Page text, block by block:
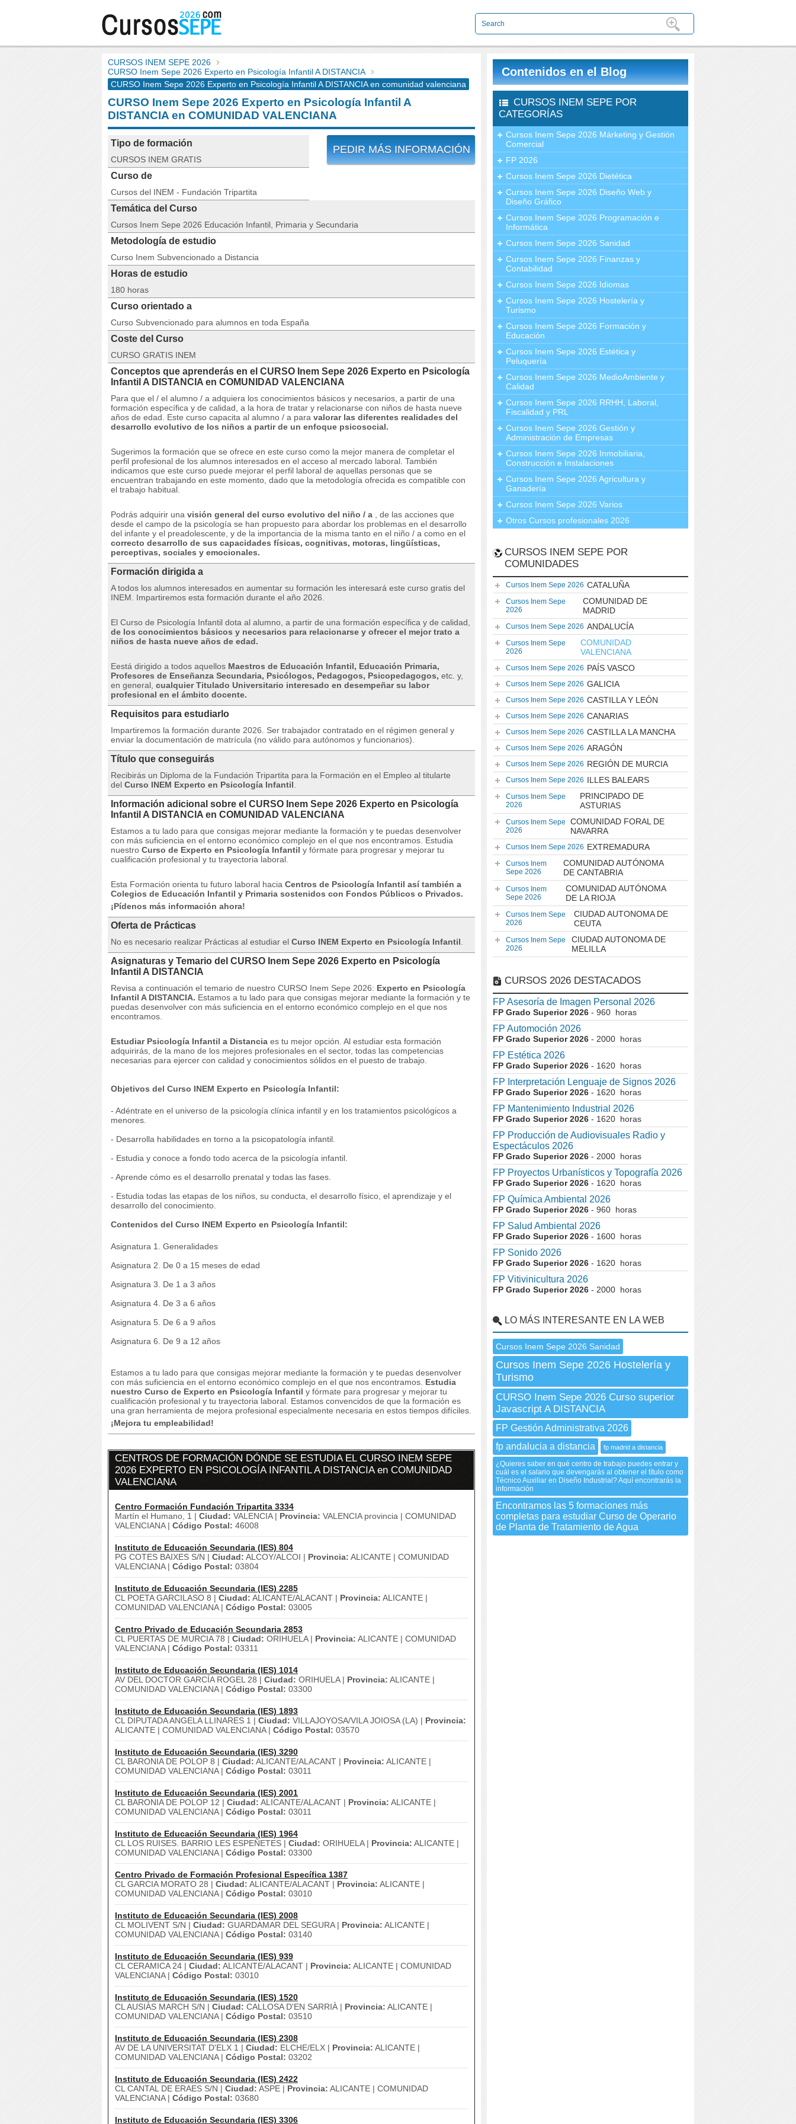
CURSOS INEM SEPE 2026
CURSO Inem Sepe 2026 Experto en Psicología Infantil A DISTANCIA
CURSO Inem Sepe 2026 Experto en Psicología Infantil A DISTANCIA en comunidad valenciana
CURSO Inem Sepe 2026 Experto en Psicología Infantil A
DISTANCIA en COMUNIDAD VALENCIANA
PEDIR MÁS INFORMACIÓN
Tipo de formación
CURSOS INEM GRATIS
Curso de
Cursos del INEM - Fundación Tripartita
Temática del Curso
Cursos Inem Sepe 2026 Educación Infantil, Primaria y Secundaria
Metodología de estudio
Curso Inem Subvencionado a Distancia
Horas de estudio
180 horas
Curso orientado a
Curso Subvencionado para alumnos en toda España
Coste del Curso
CURSO GRATIS INEM
Conceptos que aprenderás en el CURSO Inem Sepe 2026 Experto en Psicología
Infantil A DISTANCIA en COMUNIDAD VALENCIANA
Para que el / el alumno / a adquiera los conocimientos básicos y necesarios, a partir de una
formación específica y de calidad, a la hora de tratar y relacionarse con niños de hasta nueve
años de edad. Este curso capacita al alumno / a para valorar las diferentes realidades del
desarrollo evolutivo de los niños a partir de un enfoque psicosocial.
Sugerimos la formación que se ofrece en este curso como la mejor manera de completar el
perfil profesional de los alumnos interesados ​​en el acceso al mercado laboral. También
indicamos que este curso puede mejorar el perfil laboral de aquellas personas que se
encuentran trabajando en este momento, dado que la metodología ofrecida es compatible con
el trabajo habitual.
Podrás adquirir una visión general del curso evolutivo del niño / a , de las acciones que
desde el campo de la psicología se han propuesto para abordar los problemas en el desarrollo
del infante y el preadolescente, y de la importancia de la misma tanto en el niño / a como en el
correcto desarrollo de sus capacidades físicas, cognitivas, motoras, lingüísticas,
perceptivas, sociales y emocionales.
Formación dirigida a
A todos los alumnos interesados ​​en aumentar su formación les interesará este curso gratis del
INEM. Impartiremos esta formación durante el año 2026.
El Curso de Psicología Infantil dota al alumno, a partir de una formación específica y de calidad,
de los conocimientos básicos y necesarios para relacionarse y ofrecer el mejor trato a
niños de hasta nueve años de edad.
Eestá dirigido a todos aquellos Maestros de Educación Infantil, Educación Primaria,
Profesores de Enseñanza Secundaria, Psicólogos, Pedagogos, Psicopedagogos, etc. y,
en general, cualquier Titulado Universitario interesado en desempeñar su labor
profesional en el ámbito docente.
Requisitos para estudiarlo
Impartiremos la formación durante 2026. Ser trabajador contratado en el régimen general y
enviar la documentación de matrícula (no válido para autónomos y funcionarios).
Título que conseguirás
Recibirás un Diploma de la Fundación Tripartita para la Formación en el Empleo al titularte
del Curso INEM Experto en Psicología Infantil
Información adicional sobre el CURSO Inem Sepe 2026 Experto en Psicología
Infantil A DISTANCIA en COMUNIDAD VALENCIANA
Estamos a tu lado para que consigas mejorar mediante la formación y te puedas desenvolver
con más suficiencia en el entorno económico complejo en el que nos encontramos. Estudia
nuestro Curso de Experto en Psicología Infantil y fórmate para progresar y mejorar tu
cualificación profesional y tu trayectoria laboral.
Esta Formación orienta tu futuro laboral hacia Centros de Psicología Infantil así también a
Colegios de Educación Infantil y Primaria sostenidos con Fondos Públicos o Privados.
¡Pídenos más información ahora!
Oferta de Prácticas
No es necesario realizar Prácticas al estudiar el Curso INEM Experto en Psicología Infantil
Asignaturas y Temario del CURSO Inem Sepe 2026 Experto en Psicología
Infantil A DISTANCIA
Revisa a continuación el temario de nuestro CURSO Inem Sepe 2026: Experto en Psicología
Infantil A DISTANCIA. Estamos a tu lado para que consigas mejorar mediante la formación y te
puedas desenvolver con más suficiencia en el entorno económico complejo en el que nos
encontramos.
Estudiar Psicología Infantil a Distancia es tu mejor opción. Al estudiar esta formación
adquirirás, de la mano de los mejores profesionales en el sector, todas las competencias
necesarias para ejercer con calidad y conocimientos sólidos en el puesto de trabajo.
Objetivos del Curso INEM Experto en Psicología Infantil:
- Adéntrate en el universo de la psicología clínica infantil y en los tratamientos psicológicos a
menores.
- Desarrolla habilidades en torno a la psicopatología infantil.
- Estudia y conoce a fondo todo acerca de la psicología infantil.
- Aprende cómo es el desarrollo prenatal y todas las fases.
- Estudia todas las etapas de los niños, su conducta, el desarrollo físico, el aprendizaje y el
desarrollo del conocimiento.
Contenidos del Curso INEM Experto en Psicología Infantil:
Asignatura 1. Generalidades
Asignatura 2. De 0 a 15 meses de edad
Asignatura 3. De 1 a 3 años
Asignatura 4. De 3 a 6 años
Asignatura 5. De 6 a 9 años
Asignatura 6. De 9 a 12 años
Estamos a tu lado para que consigas mejorar mediante la formación y te puedas desenvolver
con más suficiencia en el entorno económico complejo en el que nos encontramos. Estudia
nuestro Curso de Experto en Psicología Infantil y fórmate para progresar y mejorar tu
cualificación profesional y tu trayectoria laboral. Estamos convencidos de que la formación es
una gran herramienta de mejora profesional especialmente necesaria en estos tiempos difíciles.
¡Mejora tu empleabilidad!
CENTROS DE FORMACIÓN DÓNDE SE ESTUDIA EL CURSO INEM SEPE
2026 EXPERTO EN PSICOLOGÍA INFANTIL A DISTANCIA en COMUNIDAD
VALENCIANA
Centro Formación Fundación Tripartita 3334
Martín el Humano, 1 | Ciudad: VALENCIA | Provincia: VALENCIA provincia | COMUNIDAD
VALENCIANA | Código Postal: 46008
Instituto de Educación Secundaria (IES) 804
PG COTES BAIXES S/N | Ciudad: ALCOY/ALCOI | Provincia: ALICANTE | COMUNIDAD
VALENCIANA | Código Postal: 03804
Instituto de Educación Secundaria (IES) 2285
CL POETA GARCILASO 8 | Ciudad: ALICANTE/ALACANT | Provincia: ALICANTE |
COMUNIDAD VALENCIANA | Código Postal: 03005
Centro Privado de Educación Secundaria 2853
CL PUERTAS DE MURCIA 78 | Ciudad: ORIHUELA | Provincia: ALICANTE | COMUNIDAD
VALENCIANA | Código Postal: 03311
Instituto de Educación Secundaria (IES) 1014
AV DEL DOCTOR GARCÍA ROGEL 28 | Ciudad: ORIHUELA | Provincia: ALICANTE |
COMUNIDAD VALENCIANA | Código Postal: 03300
Instituto de Educación Secundaria (IES) 1893
CL DIPUTADA ANGELA LLINARES 1 | Ciudad: VILLAJOYOSA/VILA JOIOSA (LA) | Provincia:
ALICANTE | COMUNIDAD VALENCIANA | Código Postal: 03570
Instituto de Educación Secundaria (IES) 3290
CL BARONIA DE POLOP 8 | Ciudad: ALICANTE/ALACANT | Provincia: ALICANTE |
COMUNIDAD VALENCIANA | Código Postal: 03011
Instituto de Educación Secundaria (IES) 2001
CL BARONIA DE POLOP 12 | Ciudad: ALICANTE/ALACANT | Provincia: ALICANTE |
COMUNIDAD VALENCIANA | Código Postal: 03011
Instituto de Educación Secundaria (IES) 1964
CL LOS RUISES. BARRIO LES ESPEÑETES | Ciudad: ORIHUELA | Provincia: ALICANTE |
COMUNIDAD VALENCIANA | Código Postal: 03300
Centro Privado de Formación Profesional Específica 1387
CL GARCIA MORATO 28 | Ciudad: ALICANTE/ALACANT | Provincia: ALICANTE |
COMUNIDAD VALENCIANA | Código Postal: 03010
Instituto de Educación Secundaria (IES) 2008
CL MOLIVENT S/N | Ciudad: GUARDAMAR DEL SEGURA | Provincia: ALICANTE |
COMUNIDAD VALENCIANA | Código Postal: 03140
Instituto de Educación Secundaria (IES) 939
CL CERAMICA 24 | Ciudad: ALICANTE/ALACANT | Provincia: ALICANTE | COMUNIDAD
VALENCIANA | Código Postal: 03010
Instituto de Educación Secundaria (IES) 1520
CL AUSIÀS MARCH S/N | Ciudad: CALLOSA D'EN SARRIÀ | Provincia: ALICANTE |
COMUNIDAD VALENCIANA | Código Postal: 03510
Instituto de Educación Secundaria (IES) 2308
AV DE LA UNIVERSITAT D'ELX 1 | Ciudad: ELCHE/ELX | Provincia: ALICANTE |
COMUNIDAD VALENCIANA | Código Postal: 03202
Instituto de Educación Secundaria (IES) 2422
CL CANTAL DE ERAES S/N | Ciudad: ASPE | Provincia: ALICANTE | COMUNIDAD
VALENCIANA | Código Postal: 03680
Instituto de Educación Secundaria (IES) 3306
Contenidos en el Blog
CURSOS INEM SEPE POR
CATEGORÍAS
Cursos Inem Sepe 2026 Márketing y Gestión
Comercial
FP 2026
Cursos Inem Sepe 2026 Dietética
Cursos Inem Sepe 2026 Diseño Web y
Diseño Gráfico
Cursos Inem Sepe 2026 Programación e
Informática
Cursos Inem Sepe 2026 Sanidad
Cursos Inem Sepe 2026 Finanzas y
Contabilidad
Cursos Inem Sepe 2026 Idiomas
Cursos Inem Sepe 2026 Hostelería y
Turismo
Cursos Inem Sepe 2026 Formación y
Educación
Cursos Inem Sepe 2026 Estética y
Peluquería
Cursos Inem Sepe 2026 MedioAmbiente y
Calidad
Cursos Inem Sepe 2026 RRHH, Laboral,
Fiscalidad y PRL
Cursos Inem Sepe 2026 Gestión y
Administración de Empresas
Cursos Inem Sepe 2026 Inmobiliaria,
Construcción e Instalaciones
Cursos Inem Sepe 2026 Agricultura y
Ganadería
Cursos Inem Sepe 2026 Varios
Otros Cursos profesionales 2026
CURSOS INEM SEPE POR
COMUNIDADES
Cursos Inem Sepe 2026 CATALUÑA
Cursos Inem Sepe
2026
COMUNIDAD DE
MADRID
Cursos Inem Sepe 2026 ANDALUCÍA
Cursos Inem Sepe
2026
COMUNIDAD
VALENCIANA
Cursos Inem Sepe 2026 PAÍS VASCO
Cursos Inem Sepe 2026 GALICIA
Cursos Inem Sepe 2026 CASTILLA Y LEÓN
Cursos Inem Sepe 2026 CANARIAS
Cursos Inem Sepe 2026 CASTILLA LA MANCHA
Cursos Inem Sepe 2026 ARAGÓN
Cursos Inem Sepe 2026 REGIÓN DE MURCIA
Cursos Inem Sepe 2026 ILLES BALEARS
Cursos Inem Sepe
2026
PRINCIPADO DE
ASTURIAS
Cursos Inem Sepe
2026
COMUNIDAD FORAL DE
NAVARRA
Cursos Inem Sepe 2026 EXTREMADURA
Cursos Inem
Sepe 2026
COMUNIDAD AUTÓNOMA
DE CANTABRIA
Cursos Inem
Sepe 2026
COMUNIDAD AUTÓNOMA
DE LA RIOJA
Cursos Inem Sepe
2026
CIUDAD AUTONOMA DE
CEUTA
Cursos Inem Sepe
2026
CIUDAD AUTONOMA DE
MELILLA
CURSOS 2026 DESTACADOS
FP Asesoría de Imagen Personal 2026
FP Grado Superior 2026 - 960 horas
FP Automoción 2026
FP Grado Superior 2026 - 2000 horas
FP Estética 2026
FP Grado Superior 2026 - 1620 horas
FP Interpretación Lenguaje de Signos 2026
FP Grado Superior 2026 - 1620 horas
FP Mantenimiento Industrial 2026
FP Grado Superior 2026 - 1620 horas
FP Producción de Audiovisuales Radio y
Espectáculos 2026
FP Grado Superior 2026 - 2000 horas
FP Proyectos Urbanísticos y Topografía 2026
FP Grado Superior 2026 - 1620 horas
FP Química Ambiental 2026
FP Grado Superior 2026 - 960 horas
FP Salud Ambiental 2026
FP Grado Superior 2026 - 1600 horas
FP Sonido 2026
FP Grado Superior 2026 - 1620 horas
FP Vitivinicultura 2026
FP Grado Superior 2026 - 2000 horas
LO MÁS INTERESANTE EN LA WEB
Cursos Inem Sepe 2026 Sanidad
Cursos Inem Sepe 2026 Hostelería y
Turismo
CURSO Inem Sepe 2026 Curso superior
Javascript A DISTANCIA
FP Gestión Administrativa 2026
fp andalucia a distancia
fp madrid a distancia
¿Quieres saber en qué centro de trabajo puedes entrar y
cuál es el salario que devengarás al obtener el título como
Técnico Auxiliar en Diseño Industrial? Aquí encontrarás la
información
Encontramos las 5 formaciones más
completas para estudiar Curso de Operario
de Planta de Tratamiento de Agua